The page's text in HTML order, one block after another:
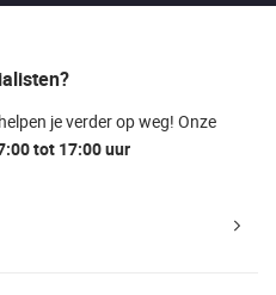
je verder op weg! Onze
tot 17:00 uur